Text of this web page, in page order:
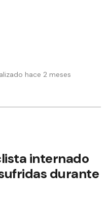
hace 2 meses
internado
durante